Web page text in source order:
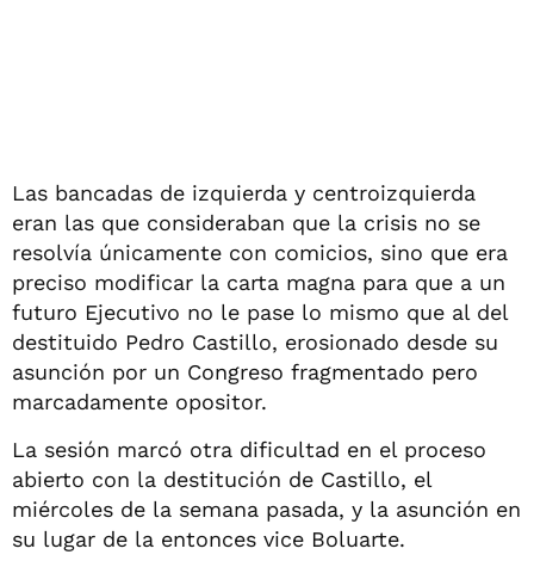
Las bancadas de izquierda y centroizquierda
eran las que consideraban que la crisis no se
resolvía únicamente con comicios, sino que era
preciso modificar la carta magna para que a un
futuro Ejecutivo no le pase lo mismo que al del
destituido Pedro Castillo, erosionado desde su
asunción por un Congreso fragmentado pero
marcadamente opositor.
La sesión marcó otra dificultad en el proceso
abierto con la destitución de Castillo, el
miércoles de la semana pasada, y la asunción en
su lugar de la entonces vice Boluarte.